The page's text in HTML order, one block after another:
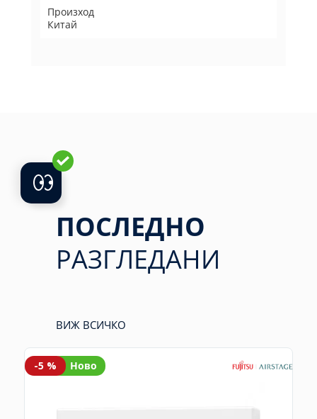
Произход
Китай
ПОСЛЕДНО
РАЗГЛЕДАНИ
ВИЖ ВСИЧКО
-5 % Ново